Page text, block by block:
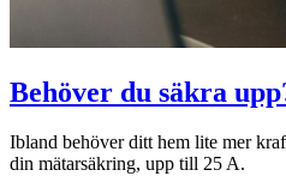
Behöver du säkra
Ibland behöver ditt hem lite mer
din mätarsäkring, upp till 25 A.